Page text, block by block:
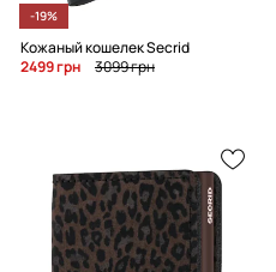
-19%
Кожаный кошелек Secrid
2499 грн
3099 грн